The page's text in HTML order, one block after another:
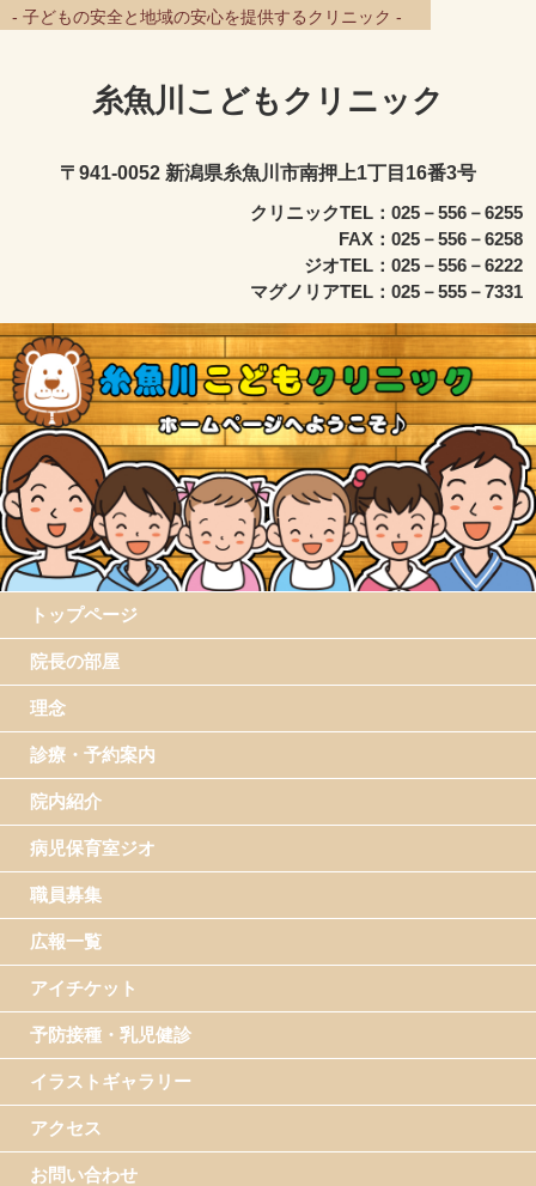
- 子どもの安全と地域の安心を提供するクリニック -
糸魚川こどもクリニック
〒941-0052 新潟県糸魚川市南押上1丁目16番3号
クリニックTEL：025－556－6255
FAX：025－556－6258
ジオTEL：025－556－6222
マグノリアTEL：025－555－7331
トップページ
院長の部屋
理念
診療・予約案内
院内紹介
病児保育室ジオ
職員募集
広報一覧
アイチケット
予防接種・乳児健診
イラストギャラリー
アクセス
お問い合わせ